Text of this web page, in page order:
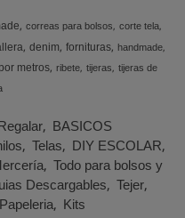
correas para bolsos corte tela
denim fornituras handmade
por metros ribete tijeras tijeras de
BASICOS
Telas DIY ESCOLAR
Todo para bolsos y
Descargables Tejer
Papeleria Kits